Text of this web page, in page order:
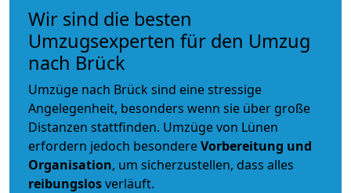
Wir sind die besten
Umzugsexperten für den Umzug
nach Brück
Umzüge nach Brück sind eine stressige
Angelegenheit, besonders wenn sie über große
Distanzen stattfinden. Umzüge von Lünen
erfordern jedoch besondereVorbereitung und
Organisation, um sicherzustellen, dass alles
reibungslosverläuft.